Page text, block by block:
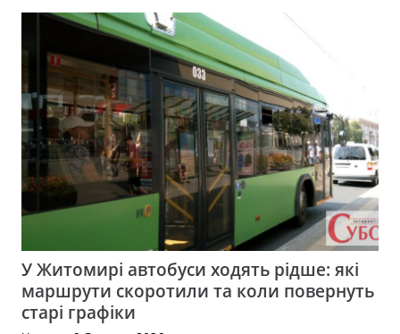
У Житомирі автобуси ходять рідше: які
маршрути скоротили та коли повернуть
старі графіки